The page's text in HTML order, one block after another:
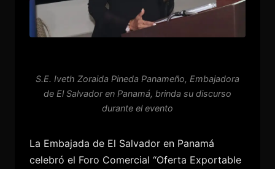
S.E. Iveth Zoraida Pineda Panameño, Embajadora
de El Salvador en Panamá, brinda su discurso
durante el evento
La Embajada de El Salvador en Panamá
celebró el Foro Comercial “Oferta Exportable